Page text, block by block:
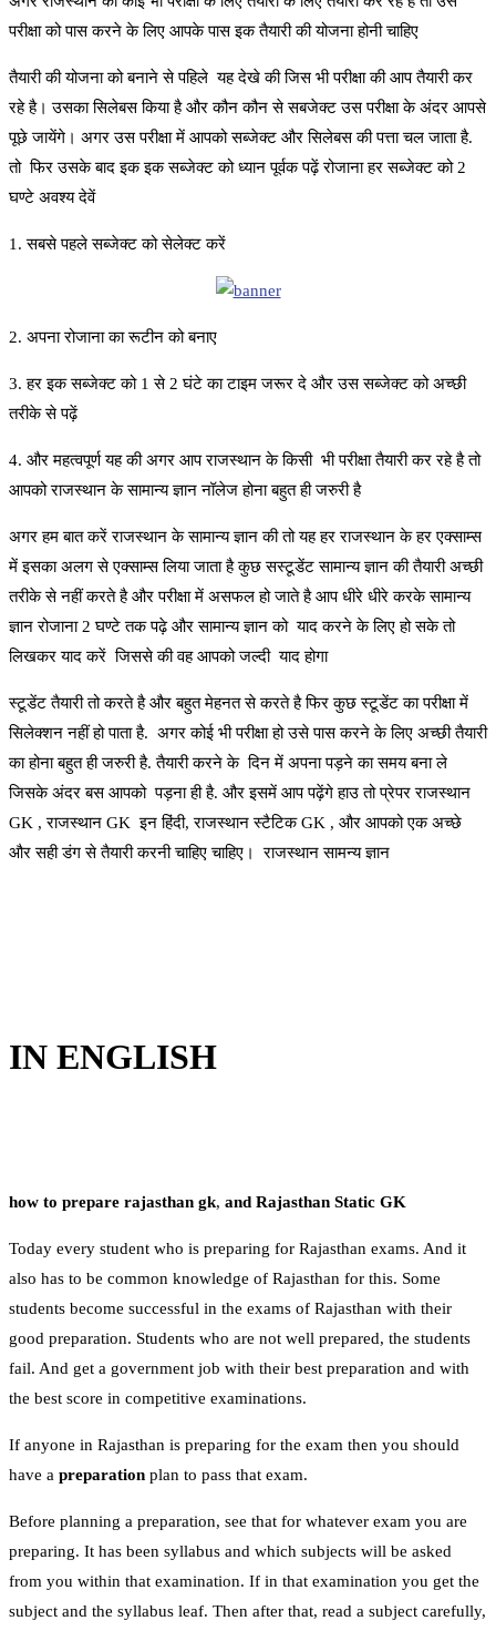
परीक्षा को पास करने के लिए आपके पास इक तैयारी की योजना होनी चाहिए
तैयारी की योजना को बनाने से पहिले यह देखे की जिस भी परीक्षा की आप तैयारी कर
रहे है। उसका सिलेबस किया है और कौन कौन से सबजेक्ट उस परीक्षा के अंदर आपसे
पूछे जायेंगे। अगर उस परीक्षा में आपको सब्जेक्ट और सिलेबस की पत्ता चल जाता है.
तो फिर उसके बाद इक इक सब्जेक्ट को ध्यान पूर्वक पढ़ें रोजाना हर सब्जेक्ट को 2
घण्टे अवश्य देवें
1. सबसे पहले सब्जेक्ट को सेलेक्ट करें
2. अपना रोजाना का रूटीन को बनाए
3. हर इक सब्जेक्ट को 1 से 2 घंटे का टाइम जरूर दे और उस सब्जेक्ट को अच्छी
तरीके से पढ़ें
4. और महत्वपूर्ण यह की अगर आप राजस्थान के किसी भी परीक्षा तैयारी कर रहे है तो
आपको राजस्थान के सामान्य ज्ञान नॉलेज होना बहुत ही जरुरी है
अगर हम बात करें राजस्थान के सामान्य ज्ञान की तो यह हर राजस्थान के हर एक्साम्स
में इसका अलग से एक्साम्स लिया जाता है कुछ सस्टूडेंट सामान्य ज्ञान की तैयारी अच्छी
तरीके से नहीं करते है और परीक्षा में असफल हो जाते है आप धीरे धीरे करके सामान्य
ज्ञान रोजाना 2 घण्टे तक पढ़े और सामान्य ज्ञान को याद करने के लिए हो सके तो
लिखकर याद करें जिससे की वह आपको जल्दी याद होगा
स्टूडेंट तैयारी तो करते है और बहुत मेहनत से करते है फिर कुछ स्टूडेंट का परीक्षा में
सिलेक्शन नहीं हो पाता है. अगर कोई भी परीक्षा हो उसे पास करने के लिए अच्छी तैयारी
का होना बहुत ही जरुरी है. तैयारी करने के दिन में अपना पड़ने का समय बना ले
जिसके अंदर बस आपको पड़ना ही है. और इसमें आप पढ़ेंगे हाउ तो प्रेपर राजस्थान
GK , राजस्थान GK इन हिंदी, राजस्थान स्टैटिक GK , और आपको एक अच्छे
और सही डंग से तैयारी करनी चाहिए चाहिए। राजस्थान सामन्य ज्ञान
IN ENGLISH
how to prepare rajasthan gk, and Rajasthan Static GK
Today every student who is preparing for Rajasthan exams. And it
also has to be common knowledge of Rajasthan for this. Some
students become successful in the exams of Rajasthan with their
good preparation. Students who are not well prepared, the students
fail. And get a government job with their best preparation and with
the best score in competitive examinations.
If anyone in Rajasthan is preparing for the exam then you should
have a preparation plan to pass that exam.
Before planning a preparation, see that for whatever exam you are
preparing. It has been syllabus and which subjects will be asked
from you within that examination. If in that examination you get the
subject and the syllabus leaf. Then after that, read a subject carefully,